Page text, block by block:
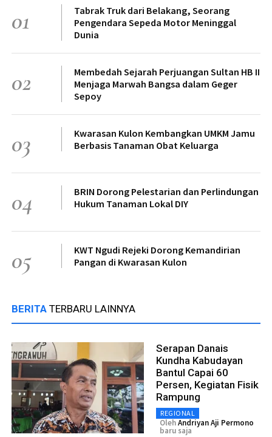
01
Tabrak Truk dari Belakang, Seorang
Pengendara Sepeda Motor Meninggal
Dunia
02
Membedah Sejarah Perjuangan Sultan HB II
Menjaga Marwah Bangsa dalam Geger
Sepoy
03
Kwarasan Kulon Kembangkan UMKM Jamu
Berbasis Tanaman Obat Keluarga
04
BRIN Dorong Pelestarian dan Perlindungan
Hukum Tanaman Lokal DIY
05
KWT Ngudi Rejeki Dorong Kemandirian
Pangan di Kwarasan Kulon
BERITA TERBARU LAINNYA
Serapan Danais
Kundha Kabudayan
Bantul Capai 60
Persen, Kegiatan Fisik
Rampung
REGIONAL
OlehAndriyan Aji Permono
baru saja